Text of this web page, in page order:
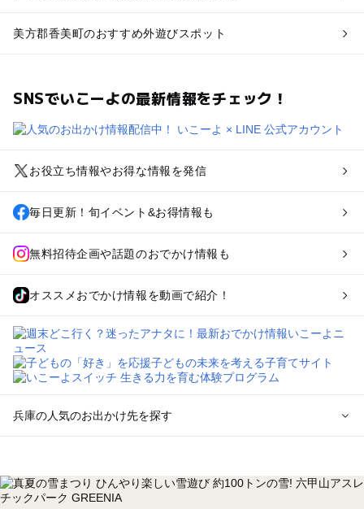
美方郡香美町のおすすめ外遊びスポット
SNSでいこーよの最新情報をチェック！
お役立ち情報やお得な情報を発信
毎日更新！旬イベント&お得情報も
無料招待企画や話題のおでかけ情報も
オススメおでかけ情報を動画で紹介！
兵庫の人気のお出かけ先を探す
を探す
神戸・有馬・六甲山・西宮・明石のプールお出かけ